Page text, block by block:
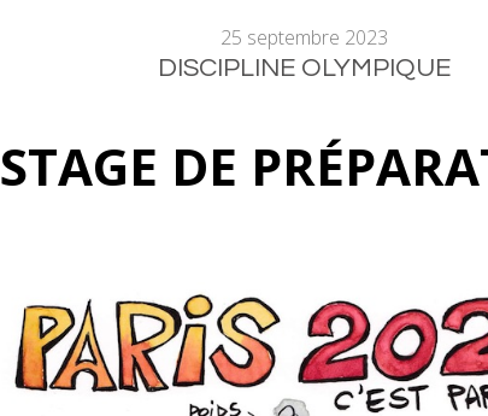
25 septembre 2023
DISCIPLINE OLYMPIQUE
STAGE DE